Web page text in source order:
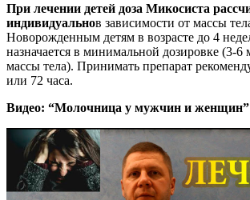
При лечении детей доза Микосиста
индивидуальнов зависимости от массы
Новорожденным детям в возрасте до 4
назначается в минимальной дозировке (3-
массы тела). Принимать препарат
или 72 часа.
Видео: “Молочница у мужчин и женщин”